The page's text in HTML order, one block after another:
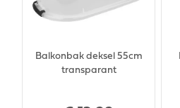
Balkonbak deksel 55cm
transparant